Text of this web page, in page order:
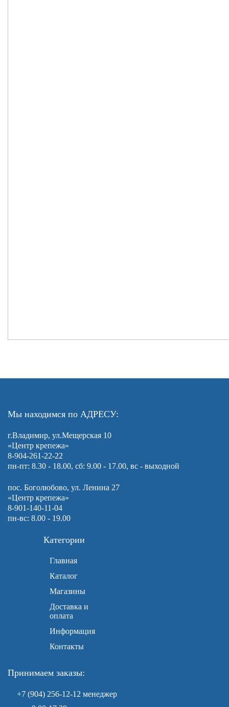
Мы находимся по АДРЕСУ:
г.Владимир, ул.Мещерская 10
«Центр крепежа»
8-904-261-22-22
пн-пт: 8.30 - 18.00, сб: 9.00 - 17.00, вс - выходной
пос. Боголюбово, ул. Ленина 27
«Центр крепежа»
8-901-140-11-04
пн-вс: 8.00 - 19.00
Категории
Главная
Каталог
Магазины
Доставка и
оплата
Информация
Контакты
Принимаем заказы:
+7 (904) 256-12-12 менеджер